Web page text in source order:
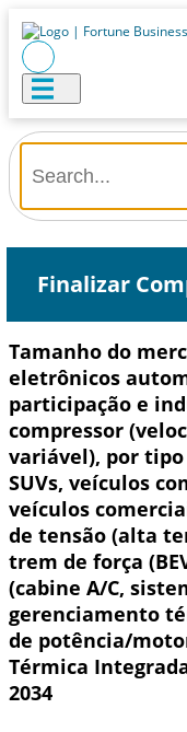
Finalizar
Tamanho do
eletrônicos
participação e
compressor
variável), por
SUVs, veículos
veículos
de tensão (alta
trem de força
(cabine A/C,
gerenciamento
de potência/
Térmica
2034